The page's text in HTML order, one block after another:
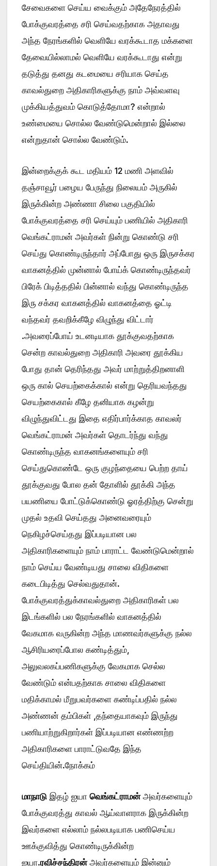
சேவைகளை செய்ய வைக்கும் அதேநேரத்தில்
போக்குவரத்தை சரி செய்வதற்காக அதாவது
அந்த நேரங்களில் வெளியே வரக்கூடாத மக்களை
தேவையில்லாமல் வெளியே வரக்கூடாது என்று
தடுத்து தனது கடமையை சரியாக செய்த
காவல்துறை அதிகாரிகளுக்கு நாம் அவ்வளவு
முக்கியத்துவம் கொடுத்தோமா? என்றால்
உண்மையை சொல்ல வேண்டுமென்றால் இல்லை
என்றுதான் சொல்ல வேண்டும்.
இன்றைக்குக் கூட மதியம் 12 மணி அளவில்
தஞ்சாவூர் பழைய பேருந்து நிலையம் அருகில்
இருக்கின்ற அண்ணா சிலை பகுதியில்
போக்குவரத்தை சரி செய்யும் பணியில் அதிகாரி
வெங்கட்ராமன் அவர்கள் நின்று கொண்டு சரி
செய்து கொண்டிருந்தார் அப்போது ஒரு இருசக்கர
வாகனத்தில் முன்னால் போய்க் கொண்டிருந்தவர்
பிரேக் பிடித்ததில் பின்னால் வந்து கொண்டிருந்த
இரு சக்கர வாகனத்தில் வாகனத்தை ஓட்டி
வந்தவர் தவறிக்கீழே விழுந்து விட்டார்
.அவரைப்போய் உடனடியாக தூக்குவதற்காக
சென்ற காவல்துறை அதிகாரி அவரை தூக்கிய
போது தான் தெரிந்தது அவர் மாற்றுத்திறனாளி
ஒரு கால் செயற்கைக்கால் என்று தெரியவந்தது
செயற்கைகால் கீழே தனியாக கழன்று
விழுந்துவிட்டது இதை எதிர்பார்க்காத காவலர்
வெங்கட்ராமன் அவர்கள் தொடர்ந்து வந்து
கொண்டிருந்த வாகனங்களையும் சரி
செய்துகொண்டே ஒரு குழந்தையை பெற்ற தாய்
தூக்குவது போல தன் தோளில் தூக்கி அந்த
பயணியை போட்டுக்கொண்டு ஓரத்திற்கு சென்று
முதல் உதவி செய்தது அனைவரையும்
நெகிழச்செய்தது இப்படியான பல
அதிகாரிகளையும் நாம் பாராட்ட வேண்டுமென்றால்
நாம் செய்ய வேண்டியது சாலை விதிகளை
கடைபிடித்து செல்வதுதான்.
போக்குவரத்துக்காவல்துறை அதிகாரிகள் பல
இடங்களில் பல நேரங்களில் வாகனத்தில்
வேகமாக வருகின்ற அந்த மாணவர்களுக்கு நல்ல
ஆசிரியரைப்போல கண்டித்தும்,
அலுவலகப்பணிகளுக்கு வேகமாக செல்ல
வேண்டும் என்பதற்காக சாலை விதிகளை
மதிக்காமல் மீறுபவர்களை கண்டிப்பதில் நல்ல
அண்ணன் தம்பிகள் ,தந்தையாகவும் இருந்து
பணியாற்றுகிறார்கள் இப்படியான எண்ணற்ற
அதிகாரிகளை பாராட்டுவதே இந்த
செய்தியின்.நோக்கம்
மாநாடு இதழ் ஐயா வெங்கட்ராமன்அவர்களையும்
போக்குவரத்து காவல் ஆய்வாளராக இருக்கின்ற
இவர்களை எல்லாம் நல்லபடியாக பணிசெய்ய
ஊக்குவித்து கொண்டிருக்கின்ற
ஐயா.ரவிச்சந்திரன்அவர்களையும் இன்னும்